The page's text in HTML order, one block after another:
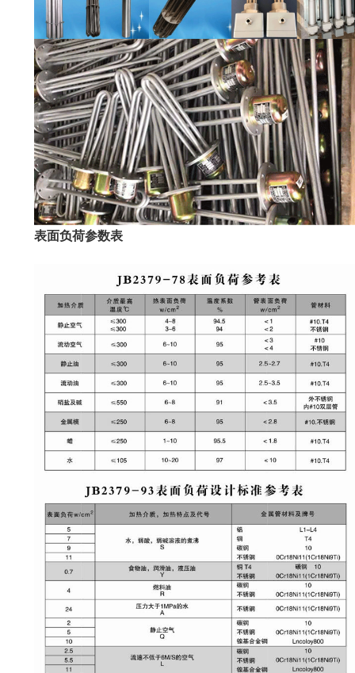
表面负荷参数表